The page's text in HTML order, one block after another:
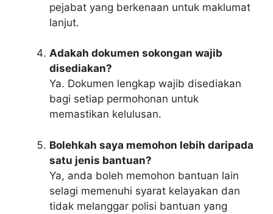
pejabat yang berkenaan untuk maklumat
lanjut.
Adakah dokumen sokongan wajib
disediakan?
Ya. Dokumen lengkap wajib disediakan
bagi setiap permohonan untuk
memastikan kelulusan.
Bolehkah saya memohon lebih daripada
satu jenis bantuan?
Ya, anda boleh memohon bantuan lain
selagi memenuhi syarat kelayakan dan
tidak melanggar polisi bantuan yang